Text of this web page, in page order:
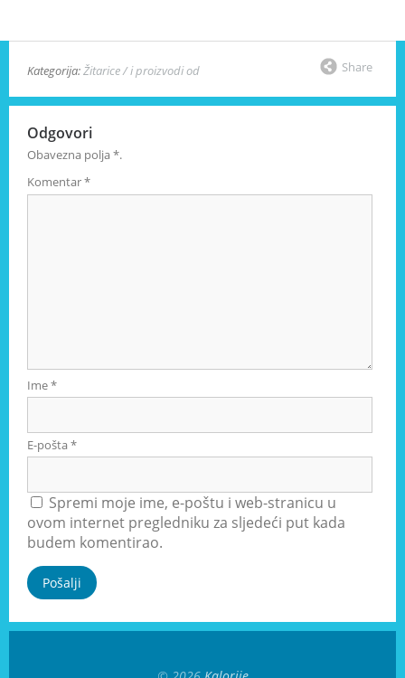
Kategorija:Žitarice / i proizvodi od Share
Odgovori
Obavezna polja*.
Komentar*
Ime*
E-pošta*
Spremi moje ime, e-poštu i web-stranicu u
ovom internet pregledniku za sljedeći put kada
budem komentirao.